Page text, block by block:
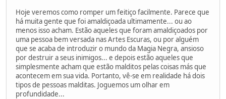
Hoje veremos como romper um feitiço facilmente. Parece que
há muita gente que foi amaldiçoada ultimamente... ou ao
menos isso acham. Estão aqueles que foram amaldiçoados por
uma pessoa bem versada nas Artes Escuras, ou por alguém
que se acaba de introduzir o mundo da Magia Negra, ansioso
por destruir a seus inimigos... e depois estão aqueles que
simplesmente acham que estão malditos pelas coisas más que
acontecem em sua vida. Portanto, vê-se em realidade há dois
tipos de pessoas malditas. Joguemos um olhar em
profundidade...